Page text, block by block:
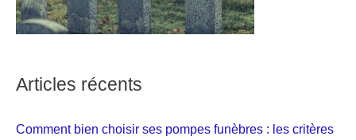
Articles récents
Comment bien choisir ses pompes funèbres : les critères